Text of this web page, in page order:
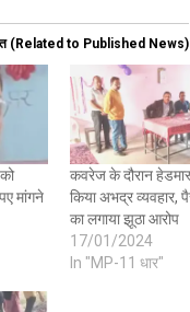
(Related to Published News)
मांगने
कवरेज के दौरान
किया अभद्र व्यवहार,
का लगाया झूठा आरोप
17/01/2024
In "MP-11 धार"